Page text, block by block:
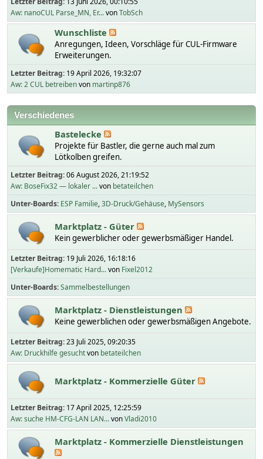
Aw: nanoCUL Parse_MN, Er...vonTobSch
Wunschliste
Anregungen, Ideen, Vorschläge für CUL-Firmware
Erweiterungen.
Letzter Beitrag: 19 April 2026, 19:32:07
Aw: 2 CUL betreibenvon martinp876
Verschiedenes
Bastelecke
Projekte für Bastler, die gerne auch mal zum
Lötkolben greifen.
Letzter Beitrag:06 August 2026, 21:19:52
Aw: BoseFix32 — lokaler ...von betateilchen
Unter-Boards ESP Familie 3D-Druck/Gehäuse MySensors
Marktplatz - Güter
Kein gewerblicher oder gewerbsmäßiger Handel.
Letzter Beitrag: 19 Juli 2026, 16:18:16
[Verkaufe]Homematic Hard...von Fixel2012
Unter-Boards Sammelbestellungen
Marktplatz - Dienstleistungen
Keine gewerblichen oder gewerbsmäßigen Angebote.
Letzter Beitrag:23 Juli 2025, 09:20:35
Aw: Druckhilfe gesuchtvon betateilchen
Marktplatz - Kommerzielle Güter
Letzter Beitrag: 17 April 2025, 12:25:59
Aw: suche HM-CFG-LAN LAN...vonVladi2010
Marktplatz - Kommerzielle Dienstleistungen